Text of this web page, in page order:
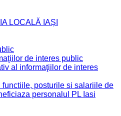
LOCALĂ IAȘI
de interes public
al informaţiilor de interes
functiile, posturile si salariile de
personalul PL Iasi